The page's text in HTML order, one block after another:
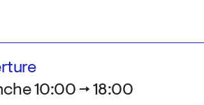
10:00 → 18:00